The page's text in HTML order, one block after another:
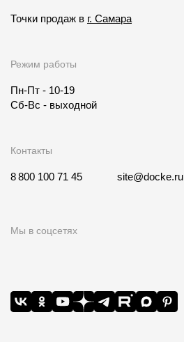
Точки продаж в г. Самара
Режим работы
Пн-Пт - 10-19
Сб-Вс - выходной
Контакты
8 800 100 71 45 site@docke.ru
Мы в соцсетях